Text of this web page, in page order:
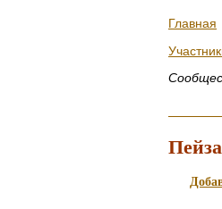
Главная